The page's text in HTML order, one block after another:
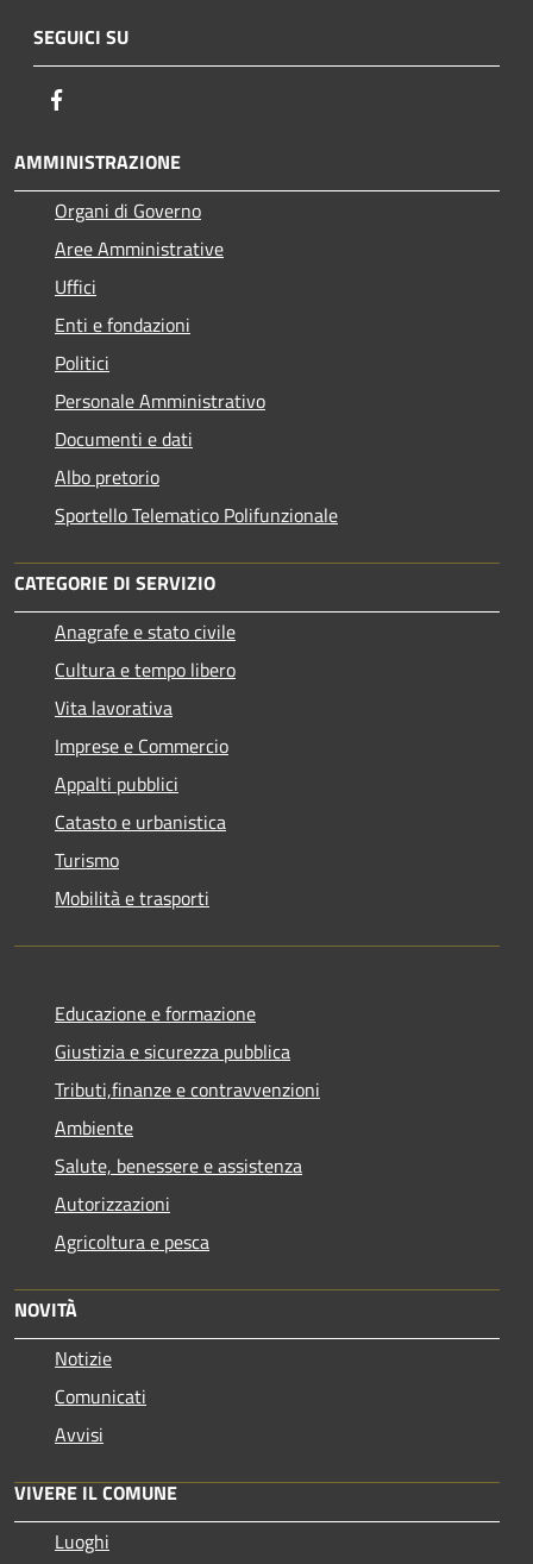
SEGUICI SU
AMMINISTRAZIONE
Organi di Governo
Aree Amministrative
Uffici
Enti e fondazioni
Politici
Personale Amministrativo
Documenti e dati
Albo pretorio
Sportello Telematico Polifunzionale
CATEGORIE DI SERVIZIO
Anagrafe e stato civile
Cultura e tempo libero
Vita lavorativa
Imprese e Commercio
Appalti pubblici
Catasto e urbanistica
Turismo
Mobilità e trasporti
Educazione e formazione
Giustizia e sicurezza pubblica
Tributi,finanze e contravvenzioni
Ambiente
Salute, benessere e assistenza
Autorizzazioni
Agricoltura e pesca
NOVITÀ
Notizie
Comunicati
Avvisi
VIVERE IL COMUNE
Luoghi